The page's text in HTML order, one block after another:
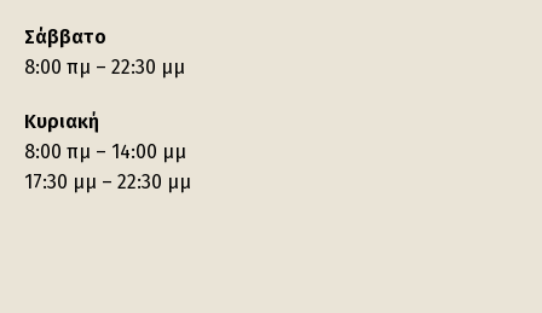
Σάββατο
8:00 πμ – 22:30 μμ
Κυριακή
8:00 πμ – 14:00 μμ
17:30 μμ – 22:30 μμ